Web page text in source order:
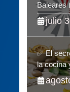
Baleares
dejulio
✅ El
la cocina